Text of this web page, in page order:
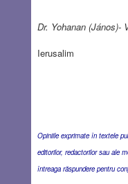
Dr. Yohanan (János)-
Ierusalim
Opiniile exprimate în textele
editorilor, redactorilor sau ale
întreaga răspundere pentru